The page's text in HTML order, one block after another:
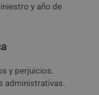
y año de
y perjuicios.
administrativas.